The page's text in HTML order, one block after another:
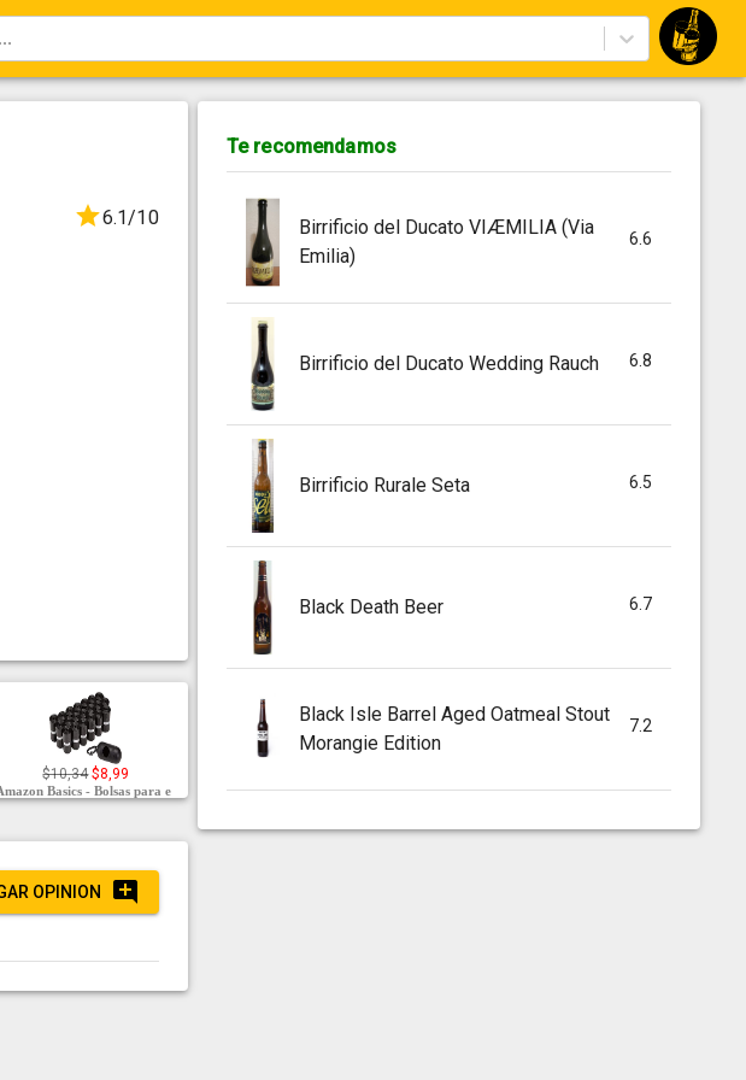
6.1/10
$10,34 $8,99
Basics - Bolsas para e
OPINION
Te recomendamos
Birrificio del Ducato VIÆMILIA (Via
Emilia)
6.6
Birrificio del Ducato Wedding Rauch 6.8
Birrificio Rurale Seta 6.5
Black Death Beer 6.7
Black Isle Barrel Aged Oatmeal Stout
Morangie Edition
7.2